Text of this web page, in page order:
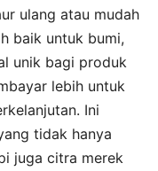
ulang atau mudah
baik untuk bumi,
unik bagi produk
lebih untuk
Ini
tidak hanya
juga citra merek